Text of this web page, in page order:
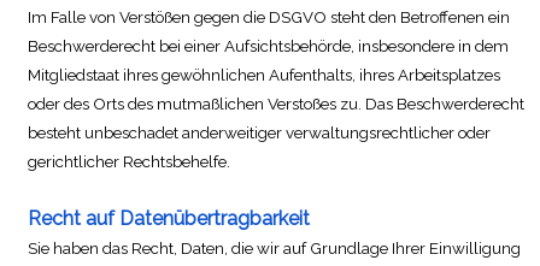
Im Falle von Verstößen gegen die DSGVO steht den Betroffenen ein
Beschwerderecht bei einer Aufsichtsbehörde, insbesondere in dem
Mitgliedstaat ihres gewöhnlichen Aufenthalts, ihres Arbeitsplatzes
oder des Orts des mutmaßlichen Verstoßes zu. Das Beschwerderecht
besteht unbeschadet anderweitiger verwaltungsrechtlicher oder
gerichtlicher Rechtsbehelfe.
Recht auf Datenübertragbarkeit
Sie haben das Recht, Daten, die wir auf Grundlage Ihrer Einwilligung